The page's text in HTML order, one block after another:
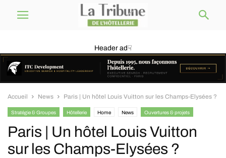
Header ad☟
Accueil News Paris | Un hôtel Louis Vuitton sur les Champs-Elysées ?
Stratégie & Groupes Hôtellerie Home News Ouvertures & projets
Paris | Un hôtel Louis Vuitton
sur les Champs-Elysées ?